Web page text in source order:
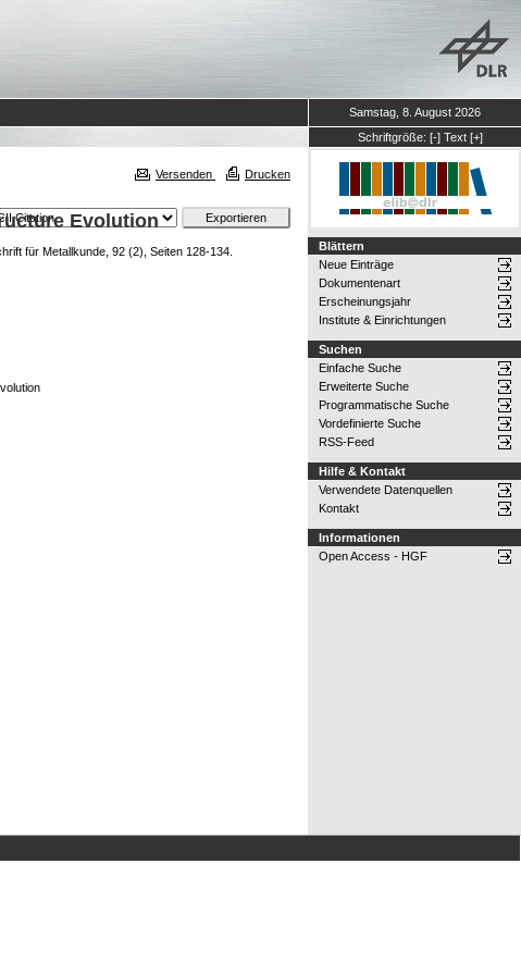
Samstag, 8. August 2026
Schriftgröße: [-] Text [+]
Versenden Drucken
Evolution
für Metallkunde, 92 (2), Seiten 128-134.
Blättern
Neue Einträge
Dokumentenart
Erscheinungsjahr
Institute & Einrichtungen
Suchen
Einfache Suche
Erweiterte Suche
Programmatische Suche
Vordefinierte Suche
RSS-Feed
Hilfe & Kontakt
Verwendete Datenquellen
Kontakt
Informationen
Open Access - HGF